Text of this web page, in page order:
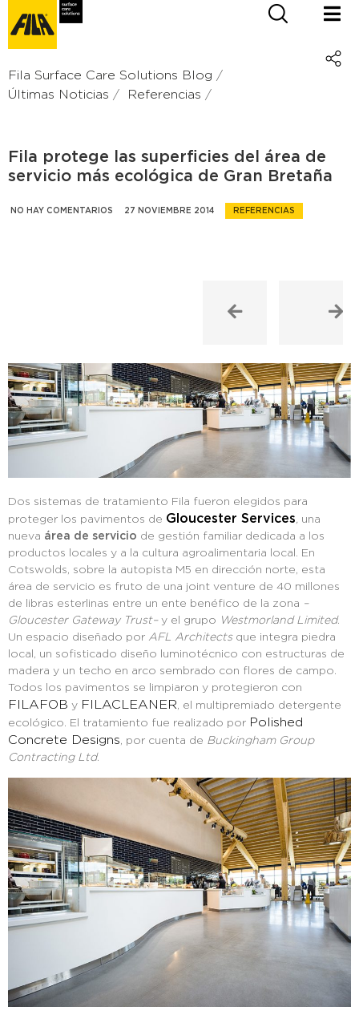
Fila Surface Care Solutions Blog
Últimas Noticias
Referencias
Fila protege las superficies del área de
servicio más ecológica de Gran Bretaña
NO HAY COMENTARIOS 27 NOVIEMBRE 2014 REFERENCIAS
Dos sistemas de tratamiento Fila fueron elegidos para
proteger los pavimentos de Gloucester Services
una
nueva área de servicio de gestión familiar dedicada a los
productos locales y a la cultura agroalimentaria local. En
Cotswolds, sobre la autopista M5 en dirección norte, esta
área de servicio es fruto de una joint venture de 40 millones
de libras esterlinas entre un ente benéfico de la zona –
Gloucester Gateway Trust–y el grupo Westmorland Limited.
Un espacio diseñado por AFL Architects que integra piedra
local, un sofisticado diseño luminotécnico con estructuras de
madera y un techo en arco sembrado con flores de campo.
Todos los pavimentos se limpiaron y protegieron con
FILAFOB y FILACLEANER , el multipremiado detergente
ecológico. El tratamiento fue realizado por Polished
Concrete Designs , por cuenta de Buckingham Group
Contracting Ltd.